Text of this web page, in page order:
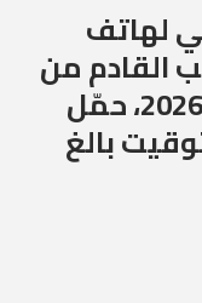
لهاتف
القادم من
الخارج، اعتبارًا من 21 يناير 2026، حمّل
بالغ